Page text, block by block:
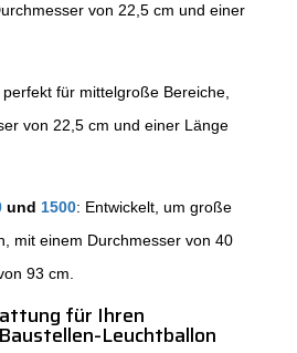
von 22,5 cm und einer
perfekt für mittelgroße Bereiche,
von 22,5 cm und einer Länge
und 1500: Entwickelt, um große
mit einem Durchmesser von 40
93 cm.
für Ihren
Leuchtballon